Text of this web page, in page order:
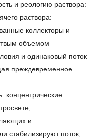
и реологию раствора:
раствора:
коллекторы и
объемом
и одинаковый поток
преждевременное
концентрические
и
стабилизируют поток,